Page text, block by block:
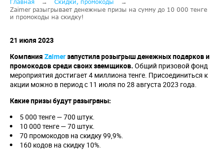
Строка
навигации
Главная
Скидки, промокоды
Zaimer разыгрывает денежные призы на сумму до 10 000 тенге
и промокоды на скидку!
21 июля 2023
Компания Zaimerзапустила розыгрыш денежных подарков и
промокодов среди своих заемщиков. Общий призовой фонд
мероприятия достигает 4 миллиона тенге. Присоединиться к
акции можно в период с 11 июля по 28 августа 2023 года.
Какие призы будут разыграны:
5 000 тенге — 700 штук.
10 000 тенге — 70 штук.
70 промокодов на скидку 99,9%.
160 кодов на скидку 10%.